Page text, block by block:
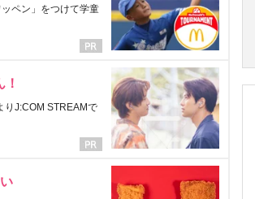
ペン」をつけて学童
りJ:COM STREAMで